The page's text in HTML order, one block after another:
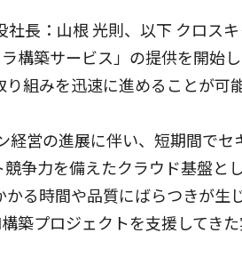
長：山根 光則、以下 クロス
構築サービス」の提供を開始
組みを迅速に進めることが可能
営の進展に伴い、短期間で
争力を備えたクラウド基盤と
る時間や品質にばらつきが生
築プロジェクトを支援してき